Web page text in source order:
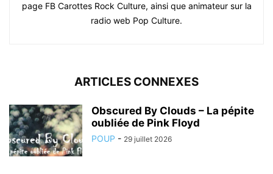
page FB Carottes Rock Culture, ainsi que animateur sur la
radio web Pop Culture.
ARTICLES CONNEXES
Obscured By Clouds – La pépite
oubliée de Pink Floyd
POUP - 29 juillet 2026